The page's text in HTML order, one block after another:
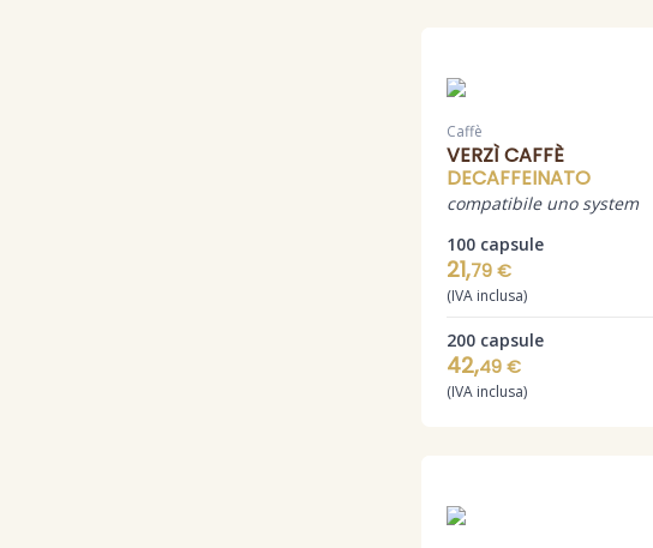
Caffè
VERZÌ CAFFÈ
DECAFFEINATO
compatibile uno system
100 capsule
21,79 €
(IVA inclusa)
200 capsule
42,49 €
(IVA inclusa)